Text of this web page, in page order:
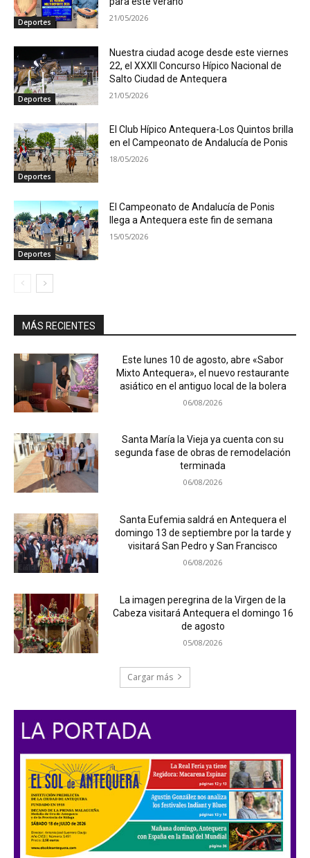
Deportes 21/05/2026
Deportes
Nuestra ciudad acoge desde este viernes
22, el XXXII Concurso Hípico Nacional de
Salto Ciudad de Antequera
21/05/2026
Deportes
El Club Hípico Antequera-Los Quintos brilla
en el Campeonato de Andalucía de Ponis
18/05/2026
Deportes
El Campeonato de Andalucía de Ponis
llega a Antequera este fin de semana
15/05/2026
MÁS RECIENTES
Este lunes 10 de agosto, abre «Sabor
Mixto Antequera», el nuevo restaurante
asiático en el antiguo local de la bolera
06/08/2026
Santa María la Vieja ya cuenta con su
segunda fase de obras de remodelación
terminada
06/08/2026
Santa Eufemia saldrá en Antequera el
domingo 13 de septiembre por la tarde y
visitará San Pedro y San Francisco
06/08/2026
La imagen peregrina de la Virgen de la
Cabeza visitará Antequera el domingo 16
de agosto
05/08/2026
Cargar más